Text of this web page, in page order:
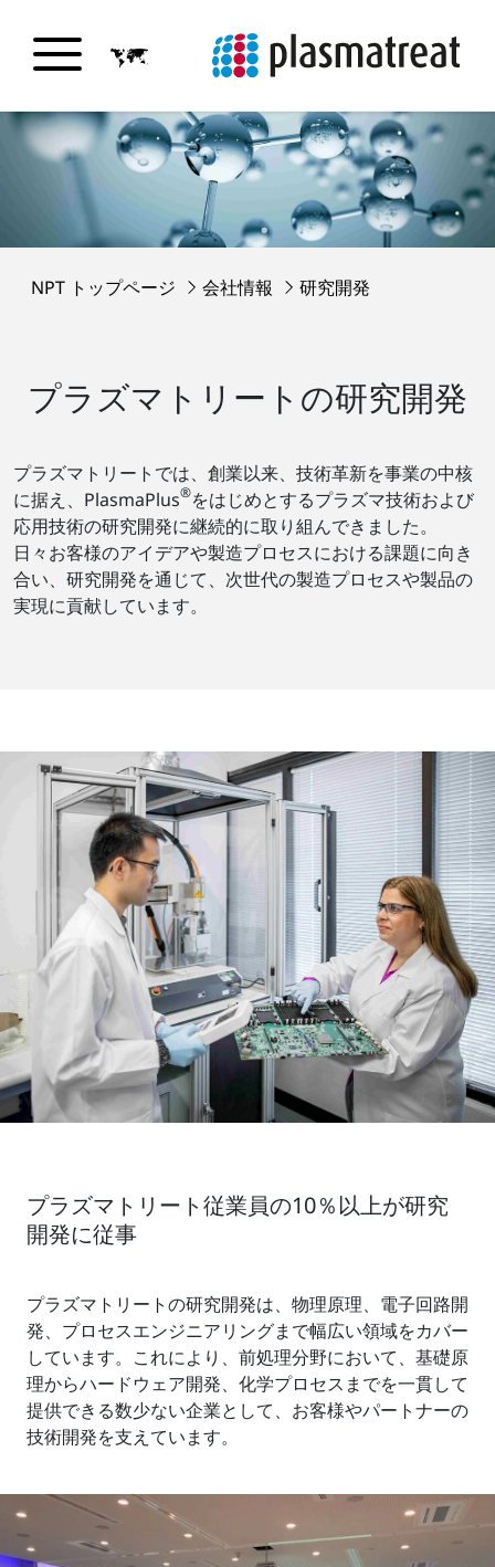
NPT トップページ 会社情報 研究開発
プラズマトリートの研究開発
プラズマトリートでは、創業以来、技術革新を事業の中核
に据え、PlasmaPlus®をはじめとするプラズマ技術および
応用技術の研究開発に継続的に取り組んできました。
日々お客様のアイデアや製造プロセスにおける課題に向き
合い、研究開発を通じて、次世代の製造プロセスや製品の
実現に貢献しています。
プラズマトリート従業員の10％以上が研究
開発に従事
プラズマトリートの研究開発は、物理原理、電子回路開
発、プロセスエンジニアリングまで幅広い領域をカバー
しています。これにより、前処理分野において、基礎原
理からハードウェア開発、化学プロセスまでを一貫して
提供できる数少ない企業として、お客様やパートナーの
技術開発を支えています。